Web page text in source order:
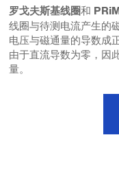
罗戈夫斯基线圈和
线圈与待测电流产生的
电压与磁通量的导数成
由于直流导数为零，因
量。